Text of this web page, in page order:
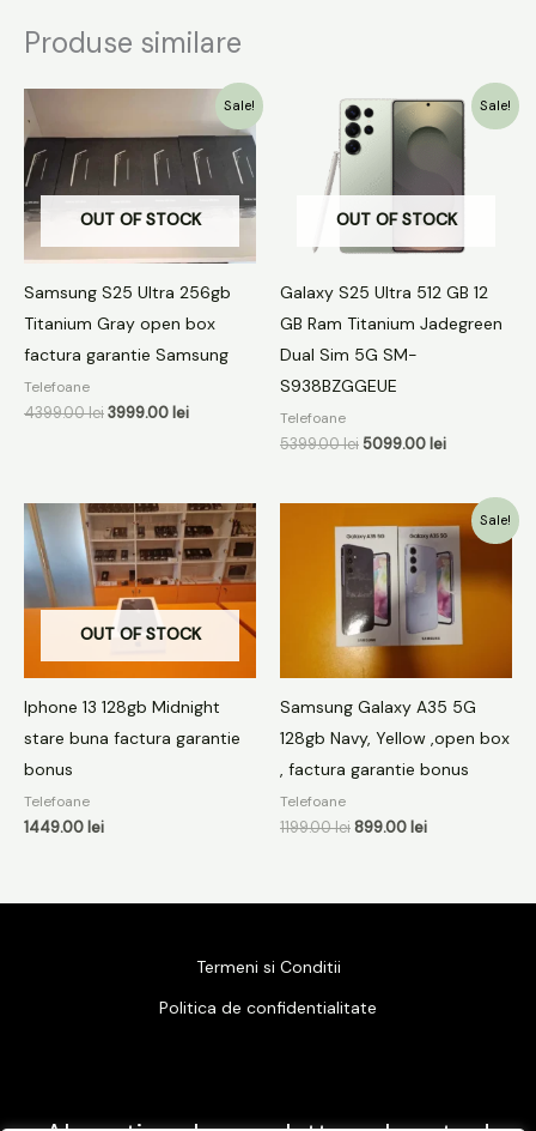
Produse similare
Sale!
OUT OF STOCK
Samsung S25 Ultra 256gb
Titanium Gray open box
factura garantie Samsung
Telefoane
4399.00lei
a
fost:
4399.00 lei.
3999.00 lei
Prețul
curent
este:
3999.00 lei.
Sale!
OUT OF STOCK
Galaxy S25 Ultra 512 GB 12
GB Ram Titanium Jadegreen
Dual Sim 5G SM-
S938BZGGEUE
Telefoane
5399.00lei
Prețul
inițial
a
5099.00 lei
Prețul
curent
este:
5099.00 lei.
OUT OF STOCK
Iphone 13 128gb Midnight
stare buna factura garantie
bonus
Telefoane
1449.00 lei
Sale!
Samsung Galaxy A35 5G
128gb Navy, Yellow ,open box
, factura garantie bonus
Telefoane
1199.00lei
inițial
a
fost:
1199.00 lei.
899.00 lei
curent
este:
899.00 lei.
Termeni si Conditii
Politica de confidentialitate